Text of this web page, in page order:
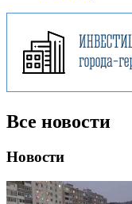
Все новости
Новости